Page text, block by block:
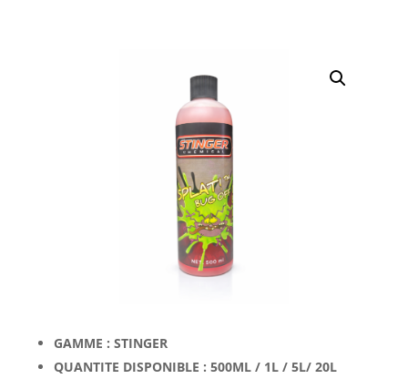
GAMME : STINGER
QUANTITE DISPONIBLE : 500ML / 1L / 5L/ 20L